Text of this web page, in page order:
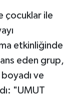
çocuklar ile
etkinliğinde
eden grup,
ve
"UMUT